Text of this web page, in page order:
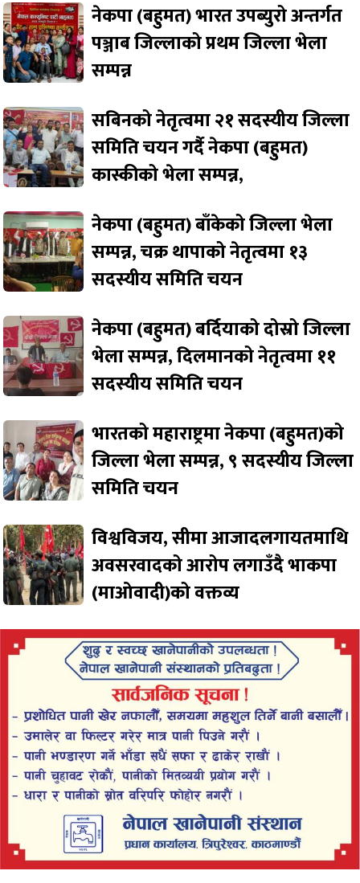
नेकपा (बहुमत) भारत उपब्युरो अन्तर्गत
पञ्जाब जिल्लाको प्रथम जिल्ला भेला
सम्पन्न
सबिनको नेतृत्वमा २१ सदस्यीय जिल्ला
समिति चयन गर्दै नेकपा (बहुमत)
कास्कीको भेला सम्पन्न,
नेकपा (बहुमत) बाँकेको जिल्ला भेला
सम्पन्न, चक्र थापाको नेतृत्वमा १३
सदस्यीय समिति चयन
नेकपा (बहुमत) बर्दियाको दोस्रो जिल्ला
भेला सम्पन्न, दिलमानको नेतृत्वमा ११
सदस्यीय समिति चयन
भारतको महाराष्ट्रमा नेकपा (बहुमत)को
जिल्ला भेला सम्पन्न, ९ सदस्यीय जिल्ला
समिति चयन
विश्वविजय, सीमा आजादलगायतमाथि
अवसरवादको आरोप लगाउँदै भाकपा
(माओवादी)को वक्तव्य